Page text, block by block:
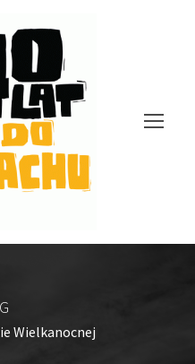
Wielkanocnej